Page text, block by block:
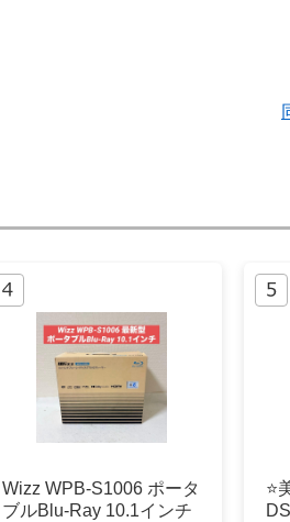
Wizz WPB‑S1006 ポータ
ブルBlu-Ray 10.1インチ
⭐️